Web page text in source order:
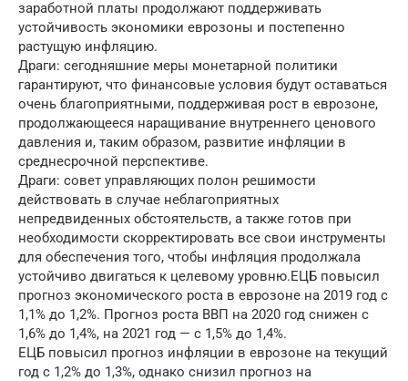
заработной платы продолжают поддерживать
устойчивость экономики еврозоны и постепенно
растущую инфляцию.
Драги: сегодняшние меры монетарной политики
гарантируют, что финансовые условия будут оставаться
очень благоприятными, поддерживая рост в еврозоне,
продолжающееся наращивание внутреннего ценового
давления и, таким образом, развитие инфляции в
среднесрочной перспективе.
Драги: совет управляющих полон решимости
действовать в случае неблагоприятных
непредвиденных обстоятельств, а также готов при
необходимости скорректировать все свои инструменты
для обеспечения того, чтобы инфляция продолжала
устойчиво двигаться к целевому уровню.ЕЦБ повысил
прогноз экономического роста в еврозоне на 2019 год с
1,1% до 1,2%. Прогноз роста ВВП на 2020 год снижен с
1,6% до 1,4%, на 2021 год — с 1,5% до 1,4%.
ЕЦБ повысил прогноз инфляции в еврозоне на текущий
год с 1,2% до 1,3%, однако снизил прогноз на